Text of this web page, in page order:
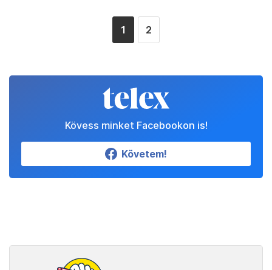
1 2
Kövess minket Facebookon is!
Követem!